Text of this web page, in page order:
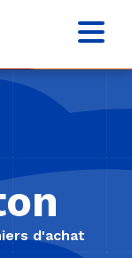
d'achat